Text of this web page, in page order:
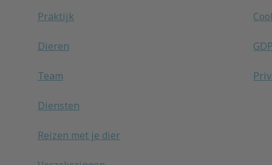
Praktijk
Dieren
Team
Diensten
Reizen met je dier